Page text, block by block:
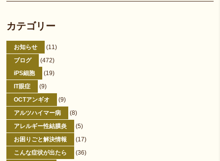
カテゴリー
お知らせ
(11)
ブログ
(472)
iPS細胞
(19)
IT眼症
(9)
OCTアンギオ
(9)
アルツハイマー病
(8)
アレルギー性結膜炎
(5)
お困りごと解決情報
(17)
こんな症状が出たら
(36)